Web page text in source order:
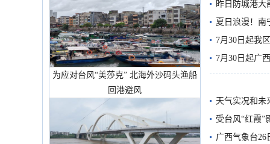
为应对台风“美莎克” 北海外沙码头渔船
回港避风
昨日防城港大
雨
夏日浪漫！南
7月30日起我
7月30日起广
天气实况和未
受台风“红霞”
有较强降雨
广西气象台26